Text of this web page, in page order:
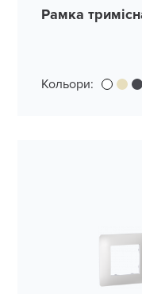
Рамка
Кольори: